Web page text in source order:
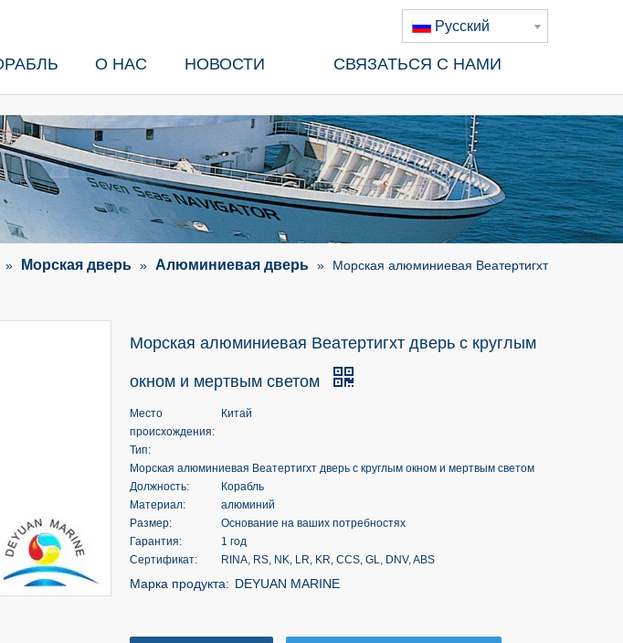
Pусский
О НАС НОВОСТИ СВЯЗАТЬСЯ С НАМИ
» Морская дверь » Алюминиевая дверь »
Морская алюминиевая Веатертигхт
Морская алюминиевая Веатертигхт дверь с круглым
окном и мертвым светом
Место
происхождения:
Китай
Тип:
Морская алюминиевая Веатертигхт дверь с круглым окном и мертвым светом
Должность:
Корабль
Материал:
алюминий
Размер:
Основание на ваших потребностях
Гарантия:
1 год
Сертификат:
RINA, RS, NK, LR, KR, CCS, GL, DNV, ABS
Марка продукта: DEYUAN MARINE